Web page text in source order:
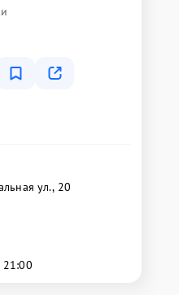
ул., 20
21:00